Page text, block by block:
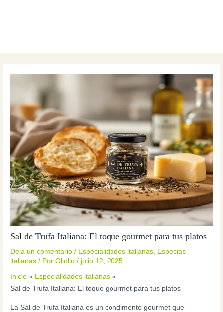
Sal de Trufa Italiana: El toque gourmet para tus platos
Deja un comentario / Especialidades italianas, Especias
italianas / PorOliolio/ julio 12, 2025
Inicio
Especialidades italianas
Sal de Trufa Italiana: El toque gourmet para tus platos
La Sal de Trufa Italiana es un condimento gourmet que